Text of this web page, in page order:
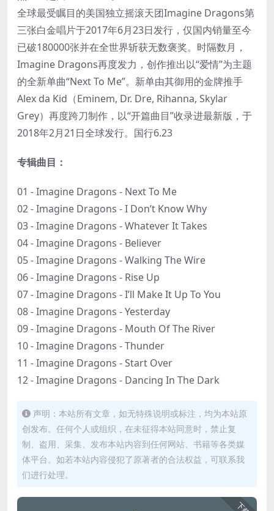
全球最受瞩目的美国独立摇滚天团Imagine Dragons第
三张白金唱片于2017年6月23日发行，仅国内销量至今
已破180000张并在全世界斩获无数褒奖。时隔数月，
Imagine Dragons再度发力，创作推出以“爱情”为主题
的全新单曲“Next To Me”。新单由其御用的金牌推手
Alex da Kid（Eminem, Dr. Dre, Rihanna, Skylar
Grey）再度跨刀制作，以“开篇曲目”收录进最新版，于
2018年2月21日全球发行。国行6.23
专辑曲目：
01 - Imagine Dragons - Next To Me
02 - Imagine Dragons - I Don’t Know Why
03 - Imagine Dragons - Whatever It Takes
04 - Imagine Dragons - Believer
05 - Imagine Dragons - Walking The Wire
06 - Imagine Dragons - Rise Up
07 - Imagine Dragons - I’ll Make It Up To You
08 - Imagine Dragons - Yesterday
09 - Imagine Dragons - Mouth Of The River
10 - Imagine Dragons - Thunder
11 - Imagine Dragons - Start Over
12 - Imagine Dragons - Dancing In The Dark
声明：本站所有文章，如无特殊说明或标注，均为本站原
创发布。任何个人或组织，在未征得本站同意时，禁止复
制、盗用、采集、发布本站内容到任何网站、书籍等各类媒
体平台。如若本站内容侵犯了原著者的合法权益，可联系我
们进行处理。